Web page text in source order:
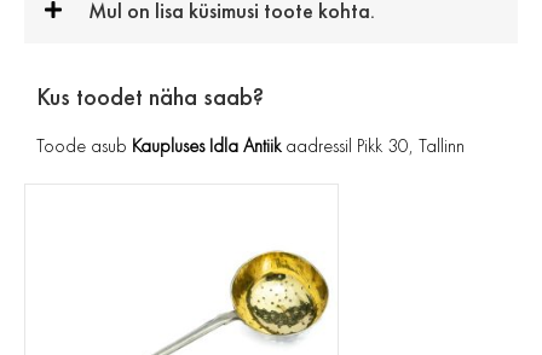
Mul on lisa küsimusi toote kohta.
Kus toodet näha saab?
Toode asub Kaupluses Idla Antiikaadressil Pikk 30, Tallinn